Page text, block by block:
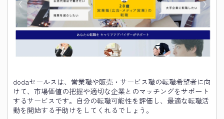
dodaセールスは、営業職や販売・サービス職の転職希望者に向
けて、市場価値の把握や適切な企業とのマッチングをサポート
するサービスです。自分の転職可能性を評価し、最適な転職活
動を開始する手助けをしてくれるでしょう。